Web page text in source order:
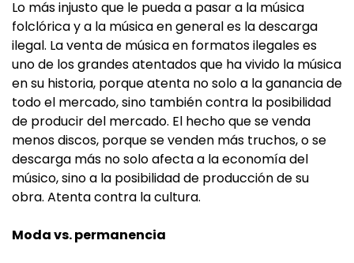
Lo más injusto que le pueda a pasar a la música
folclórica y a la música en general es la descarga
ilegal. La venta de música en formatos ilegales es
uno de los grandes atentados que ha vivido la música
en su historia, porque atenta no solo a la ganancia de
todo el mercado, sino también contra la posibilidad
de producir del mercado. El hecho que se venda
menos discos, porque se venden más truchos, o se
descarga más no solo afecta a la economía del
músico, sino a la posibilidad de producción de su
obra. Atenta contra la cultura.
Moda vs. permanencia